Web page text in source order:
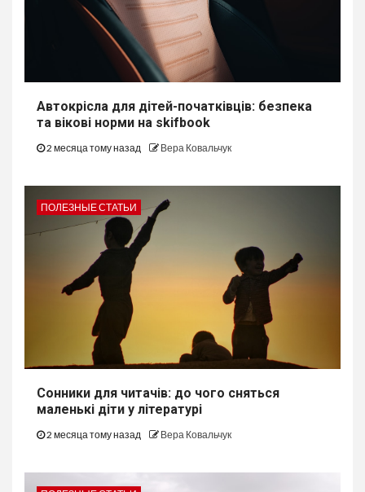
Автокрісла для дітей-початківців: безпека
та вікові норми на skifbook
2 месяца тому назад Вера Ковальчук
ПОЛЕЗНЫЕ СТАТЬИ
Сонники для читачів: до чого сняться
маленькі діти у літературі
2 месяца тому назад Вера Ковальчук